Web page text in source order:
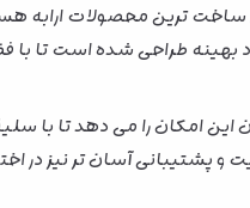
ترین محصولات ارابه
بهینه طراحی شده است تا
این امکان را می دهد تا با
پشتیبانی آسان تر نیز در